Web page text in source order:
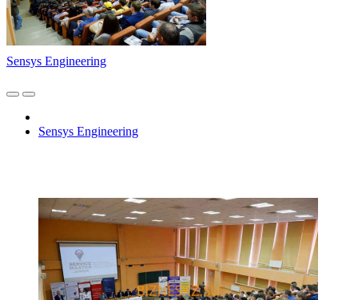
Sensys Engineering
Sensys Engineering